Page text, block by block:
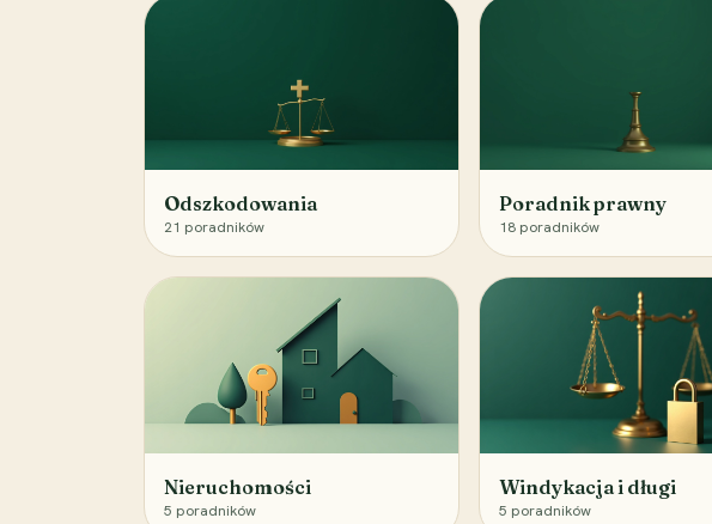
Odszkodowania
21 poradników
Poradnik prawny
18 poradników
Nieruchomości
5 poradników
Windykacja i długi
5 poradników